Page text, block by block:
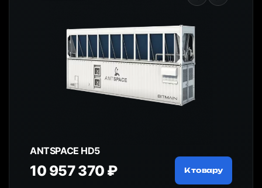
ANTSPACE HD5
10 957 370 ₽ К товару